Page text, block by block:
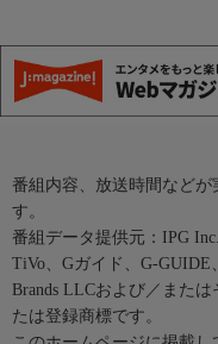
番組内容、放送時間など
す。
番組データ提供元：IPG Inc.
TiVo、Gガイド、G-
Brands LLCおよび／また
たは登録商標です。